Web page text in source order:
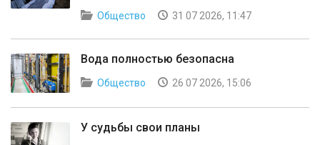
Общество 31 07 2026, 11:47
Вода полностью безопасна
Общество 26 07 2026, 15:06
У судьбы свои планы